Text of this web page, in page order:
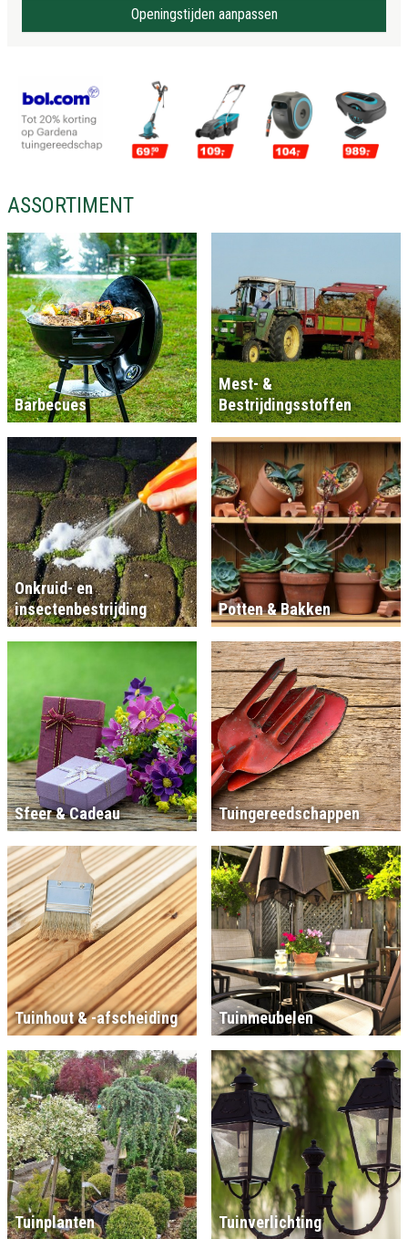
Openingstijden aanpassen
ASSORTIMENT
Barbecues
Mest- &
Bestrijdingsstoffen
Onkruid- en
insectenbestrijding
Potten & Bakken
Sfeer & Cadeau Tuingereedschappen
Tuinhout & -afscheiding Tuinmeubelen
Tuinplanten Tuinverlichting